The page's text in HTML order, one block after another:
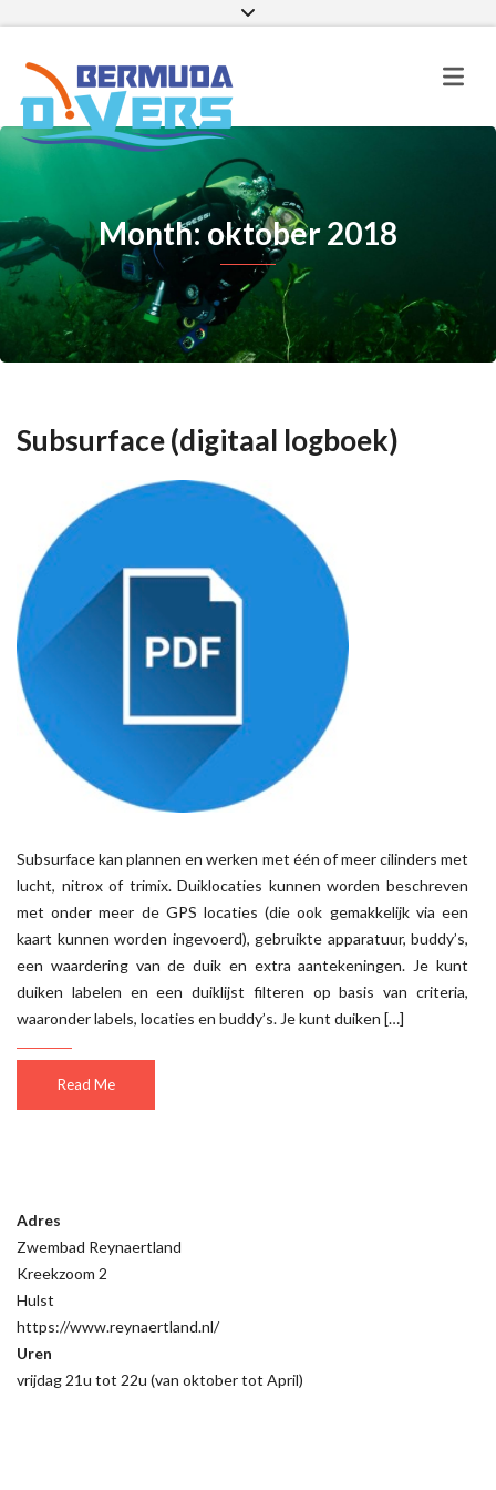
Facebook
Month: oktober 2018
Subsurface (digitaal logboek)
Subsurface kan plannen en werken met één of meer cilinders met
lucht, nitrox of trimix. Duiklocaties kunnen worden beschreven
met onder meer de GPS locaties (die ook gemakkelijk via een
kaart kunnen worden ingevoerd), gebruikte apparatuur, buddy’s,
een waardering van de duik en extra aantekeningen. Je kunt
duiken labelen en een duiklijst filteren op basis van criteria,
waaronder labels, locaties en buddy’s. Je kunt duiken […]
Read Me
Adres
Zwembad Reynaertland
Kreekzoom 2
Hulst
https://www.reynaertland.nl/
Uren
vrijdag 21u tot 22u (van oktober tot April)